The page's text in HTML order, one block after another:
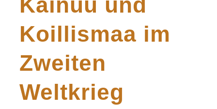
Koillismaa im
Zweiten
Weltkrieg